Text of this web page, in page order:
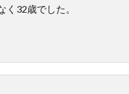
く32歳でした。